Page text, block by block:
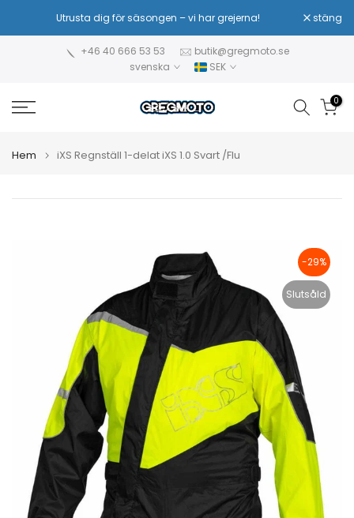
till
Utrusta dig för säsongen – vi har grejerna! stäng
+46 40 666 53 53
butik@gregmoto.se
svenska
SEK
0
Hem iXS Regnställ 1-delat iXS 1.0 Svart /Flu
-29%
Slutsåld